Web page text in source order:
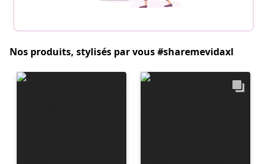
Nos produits, stylisés par vous #sharemevidaxl